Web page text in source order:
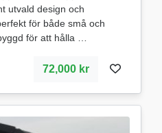
utvald design och
för både små och
för att hålla
72,000 kr